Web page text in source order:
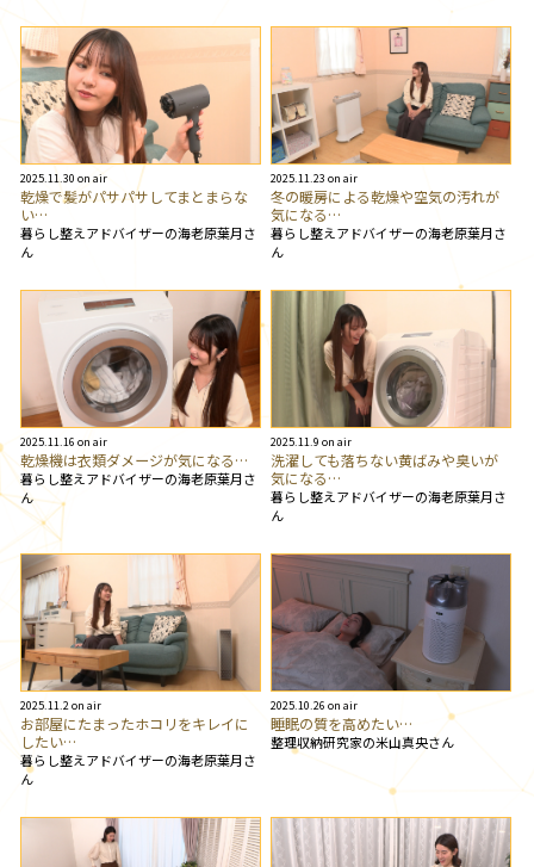
2025.11.30 on air
乾燥で髪がパサパサしてまとまらな
い…
暮らし整えアドバイザーの海老原葉月さ
ん
2025.11.23 on air
冬の暖房による乾燥や空気の汚れが
気になる…
暮らし整えアドバイザーの海老原葉月さ
ん
2025.11.16 on air
乾燥機は衣類ダメージが気になる…
暮らし整えアドバイザーの海老原葉月さ
ん
2025.11.9 on air
洗濯しても落ちない黄ばみや臭いが
気になる…
暮らし整えアドバイザーの海老原葉月さ
ん
2025.11.2 on air
お部屋にたまったホコリをキレイに
したい…
暮らし整えアドバイザーの海老原葉月さ
ん
2025.10.26 on air
睡眠の質を高めたい…
整理収納研究家の米山真央さん